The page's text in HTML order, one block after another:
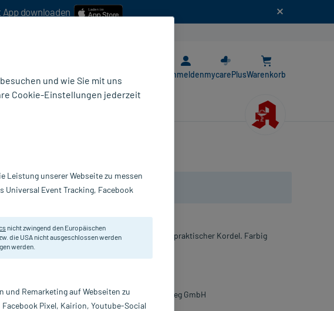
downloaden
AnmeldenmycarePlusWarenkorb
von Zahnspangen und Aufbissschienen. Mit praktischer Kordel. Farbig
Megadent Deflogrip Gerhard Reeg GmbH
und wie Sie mit uns
Cookie-Einstellungen jederzeit
Leistung unserer Webseite zu messen
Universal Event Tracking, Facebook
nicht zwingend den Europäischen
die USA nicht ausgeschlossen werden
werden.
und Remarketing auf Webseiten zu
Pixel, Kairion, Youtube-Social